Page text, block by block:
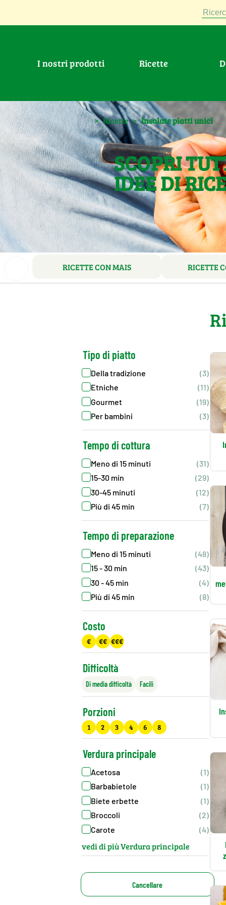
I nostri prodotti Ricette
> Ricette > Insalate piatti unici
SCOPRI
IDEE DI
RICETTE CON MAIS RICETTE
Tipo di piatto
Della tradizione
(3)
Etniche
(11)
Gourmet
(19)
Per bambini
(3)
Tempo di cottura
Meno di 15 minuti
(31)
15-30 min
(29)
30-45 minuti
(12)
Più di 45 min
(7)
Tempo di preparazione
Meno di 15 minuti
(48)
15 - 30 min
(43)
30 - 45 min
(4)
Più di 45 min
(8)
Costo
€ €€ €€€
Difficoltà
Di media difficoltà Facili
Porzioni
1 2 3 4 6 8
Verdura principale
Acetosa
(1)
Barbabietole
(1)
Biete erbette
(1)
Broccoli
(2)
Carote
(4)
vedi di più Verdura principale
Cancellare